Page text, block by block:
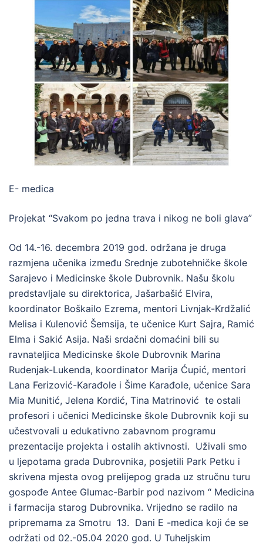
E- medica
Projekat “Svakom po jedna trava i nikog ne boli glava”
Od 14.-16. decembra 2019 god. održana je druga
razmjena učenika između Srednje zubotehničke škole
Sarajevo i Medicinske škole Dubrovnik. Našu školu
predstavljale su direktorica, Jašarbašić Elvira,
koordinator Boškailo Ezrema, mentori Livnjak-Krdžalić
Melisa i Kulenović Šemsija, te učenice Kurt Sajra, Ramić
Elma i Sakić Asija. Naši srdačni domaćini bili su
ravnateljica Medicinske škole Dubrovnik Marina
Rudenjak-Lukenda, koordinator Marija Ćupić, mentori
Lana Ferizović-Karađole i Šime Karađole, učenice Sara
Mia Munitić, Jelena Kordić, Tina Matrinović te ostali
profesori i učenici Medicinske škole Dubrovnik koji su
učestvovali u edukativno zabavnom programu
prezentacije projekta i ostalih aktivnosti. Uživali smo
u ljepotama grada Dubrovnika, posjetili Park Petku i
skrivena mjesta ovog prelijepog grada uz stručnu turu
gospođe Antee Glumac-Barbir pod nazivom “ Medicina
i farmacija starog Dubrovnika. Vrijedno se radilo na
pripremama za Smotru 13. Dani E -medica koji će se
održati od 02.-05.04 2020 god. U Tuheljskim